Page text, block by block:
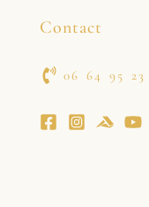
Contact
06 64 95 23